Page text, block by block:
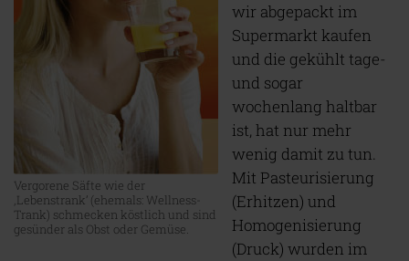
Vergorene Säfte wie der
‚Lebenstrank’ (ehemals: Wellness-
Trank) schmecken köstlich und sind
gesünder als Obst oder Gemüse.
wir abgepackt im
Supermarkt kaufen
und die gekühlt tage-
und sogar
wochenlang haltbar
ist, hat nur mehr
wenig damit zu tun.
Mit Pasteurisierung
(Erhitzen) und
Homogenisierung
(Druck) wurden im